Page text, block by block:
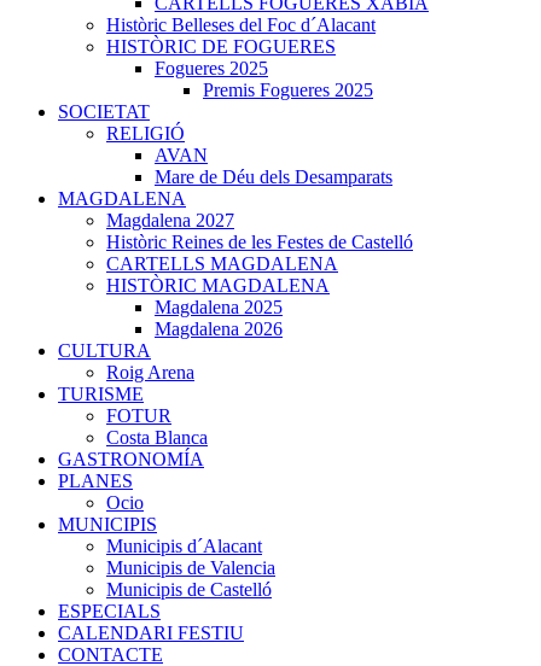
Històric Belleses del Foc d´Alacant
HISTÒRIC DE FOGUERES
Fogueres 2025
Premis Fogueres 2025
SOCIETAT
RELIGIÓ
AVAN
Mare de Déu dels Desamparats
MAGDALENA
Magdalena 2027
Històric Reines de les Festes de Castelló
CARTELLS MAGDALENA
HISTÒRIC MAGDALENA
Magdalena 2025
Magdalena 2026
CULTURA
Roig Arena
TURISME
FOTUR
Costa Blanca
GASTRONOMÍA
PLANES
Ocio
MUNICIPIS
Municipis d´Alacant
Municipis de Valencia
Municipis de Castelló
ESPECIALS
CALENDARI FESTIU
CONTACTE